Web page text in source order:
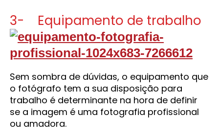
3- Equipamento de trabalho
Sem sombra de dúvidas, o equipamento que
o fotógrafo tem a sua disposição para
trabalho é determinante na hora de definir
se a imagem é uma fotografia profissional
ou amadora.